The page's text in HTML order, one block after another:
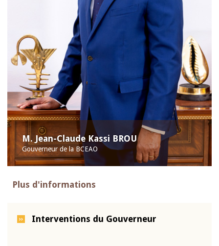
M. Jean-Claude Kassi BROU
Gouverneur de la BCEAO
Plus d'informations
Interventions du Gouverneur